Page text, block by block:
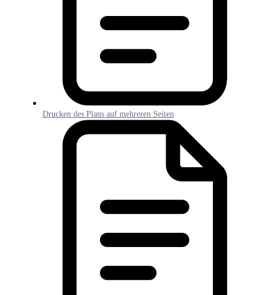
Drucken des Plans auf mehreren Seiten